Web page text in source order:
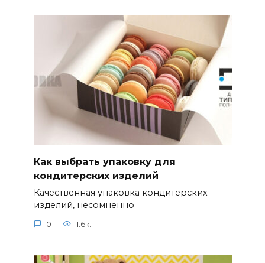
Как выбрать упаковку для
кондитерских изделий
Качественная упаковка кондитерских
изделий, несомненно
0 1.6к.